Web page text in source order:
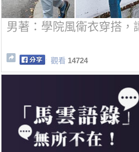
男著：學院風衛衣穿搭，
觀看 14724